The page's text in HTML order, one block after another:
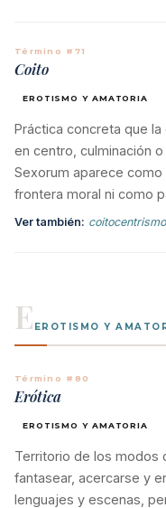
Término #71
Coito
EROTISMO Y AMATORIA
Práctica concreta que
en centro, culminación
Sexorum aparece
frontera moral ni como
Ver también: coitocentrismo
E EROTISMO Y
Término #80
Erótica
EROTISMO Y AMATORIA
Territorio de los modos
fantasear, acercarse y
lenguajes y escenas,